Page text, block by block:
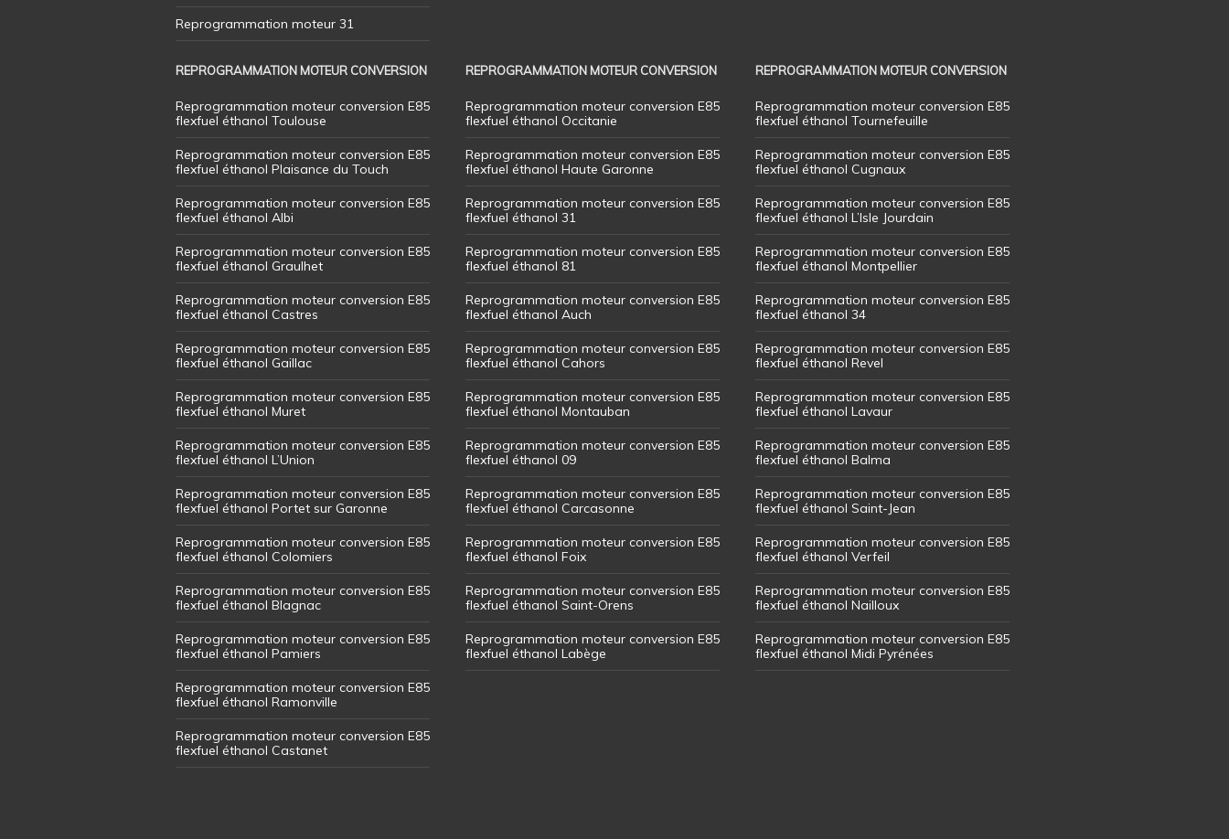
Reprogrammation moteur 31
REPROGRAMMATION MOTEUR CONVERSION
Reprogrammation moteur conversion E85
flexfuel éthanol Toulouse
Reprogrammation moteur conversion E85
flexfuel éthanol Plaisance du Touch
Reprogrammation moteur conversion E85
flexfuel éthanol Albi
Reprogrammation moteur conversion E85
flexfuel éthanol Graulhet
Reprogrammation moteur conversion E85
flexfuel éthanol Castres
Reprogrammation moteur conversion E85
flexfuel éthanol Gaillac
Reprogrammation moteur conversion E85
flexfuel éthanol Muret
Reprogrammation moteur conversion E85
flexfuel éthanol L’Union
Reprogrammation moteur conversion E85
flexfuel éthanol Portet sur Garonne
Reprogrammation moteur conversion E85
flexfuel éthanol Colomiers
Reprogrammation moteur conversion E85
flexfuel éthanol Blagnac
Reprogrammation moteur conversion E85
flexfuel éthanol Pamiers
Reprogrammation moteur conversion E85
flexfuel éthanol Ramonville
Reprogrammation moteur conversion E85
flexfuel éthanol Castanet
REPROGRAMMATION MOTEUR CONVERSION
Reprogrammation moteur conversion E85
flexfuel éthanol Occitanie
Reprogrammation moteur conversion E85
flexfuel éthanol Haute Garonne
Reprogrammation moteur conversion E85
flexfuel éthanol 31
Reprogrammation moteur conversion E85
flexfuel éthanol 81
Reprogrammation moteur conversion E85
flexfuel éthanol Auch
Reprogrammation moteur conversion E85
flexfuel éthanol Cahors
Reprogrammation moteur conversion E85
flexfuel éthanol Montauban
Reprogrammation moteur conversion E85
flexfuel éthanol 09
Reprogrammation moteur conversion E85
flexfuel éthanol Carcasonne
Reprogrammation moteur conversion E85
flexfuel éthanol Foix
Reprogrammation moteur conversion E85
flexfuel éthanol Saint-Orens
Reprogrammation moteur conversion E85
flexfuel éthanol Labège
REPROGRAMMATION MOTEUR CONVERSION
Reprogrammation moteur conversion E85
flexfuel éthanol Tournefeuille
Reprogrammation moteur conversion E85
flexfuel éthanol Cugnaux
Reprogrammation moteur conversion E85
flexfuel éthanol L’Isle Jourdain
Reprogrammation moteur conversion E85
flexfuel éthanol Montpellier
Reprogrammation moteur conversion E85
flexfuel éthanol 34
Reprogrammation moteur conversion E85
flexfuel éthanol Revel
Reprogrammation moteur conversion E85
flexfuel éthanol Lavaur
Reprogrammation moteur conversion E85
flexfuel éthanol Balma
Reprogrammation moteur conversion E85
flexfuel éthanol Saint-Jean
Reprogrammation moteur conversion E85
flexfuel éthanol Verfeil
Reprogrammation moteur conversion E85
flexfuel éthanol Nailloux
Reprogrammation moteur conversion E85
flexfuel éthanol Midi Pyrénées